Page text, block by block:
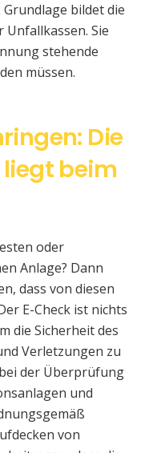
bildet die
Unfallkassen. Sie
stehende
müssen.
Die
beim
oder
Anlage? Dann
dass von diesen
E-Check ist nichts
die Sicherheit des
Verletzungen zu
der Überprüfung
und
von